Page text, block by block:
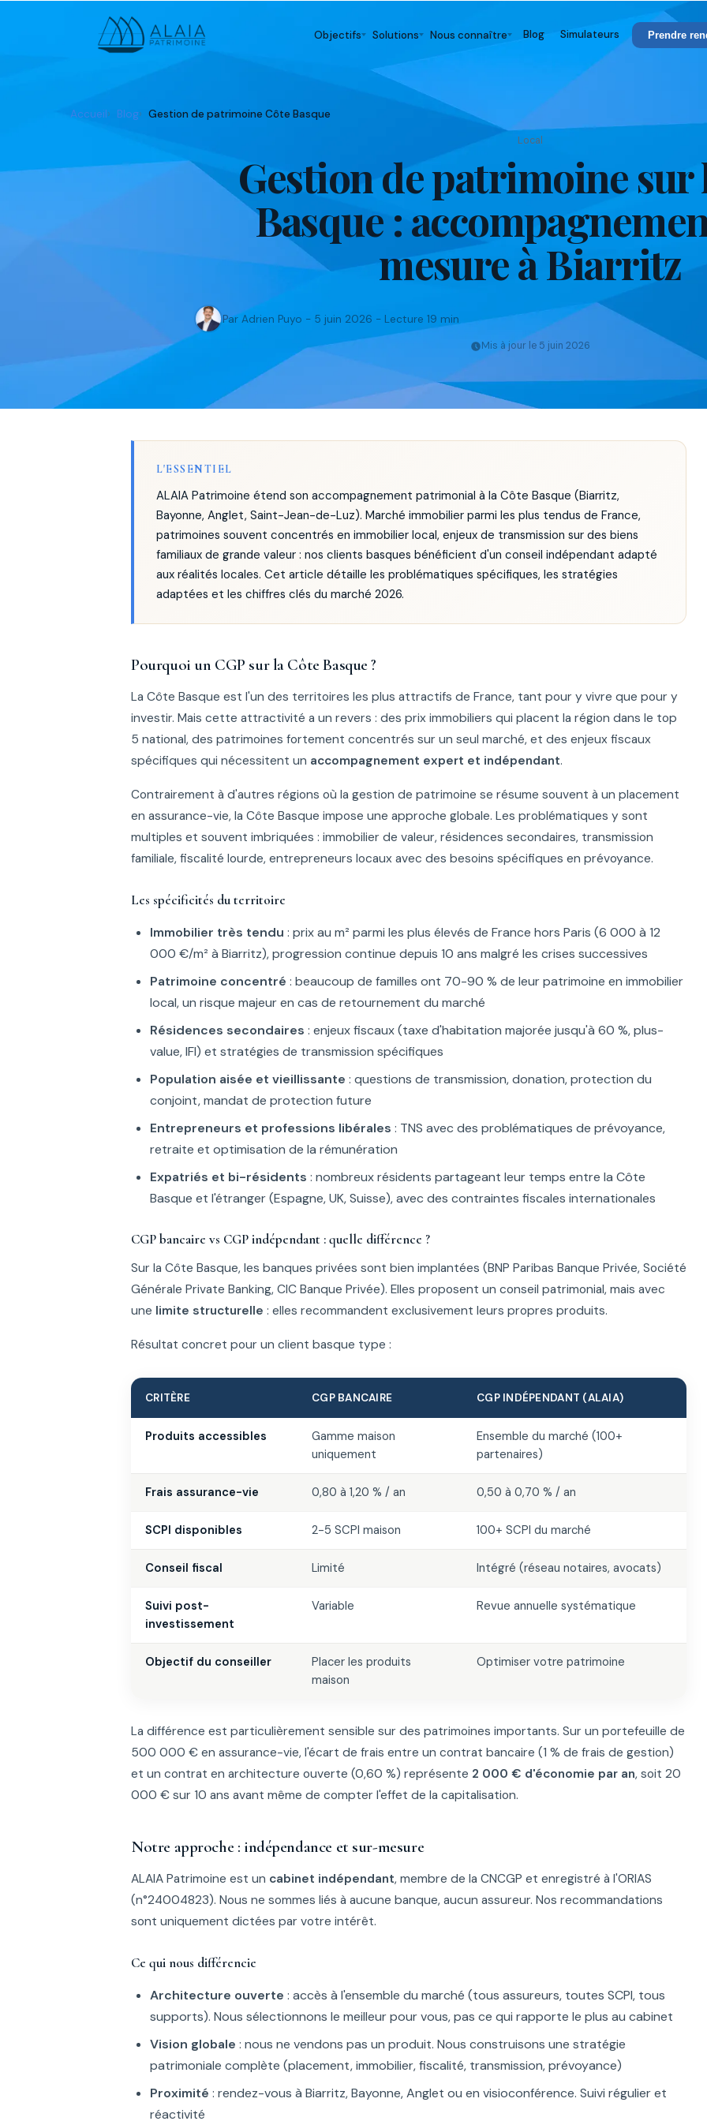
Objectifs Solutions Nous connaître Blog Simulateurs Prendre
Accueil Blog Gestion de patrimoine Côte Basque
Local
Gestion de patrimoine sur
Basque :
mesure à Biarritz
Par Adrien Puyo - 5 juin 2026 - Lecture 19 min
Mis à jour le 5 juin 2026
L'ESSENTIEL
ALAIA Patrimoine étend son accompagnement patrimonial à la Côte Basque (Biarritz,
Bayonne, Anglet, Saint-Jean-de-Luz). Marché immobilier parmi les plus tendus de France,
patrimoines souvent concentrés en immobilier local, enjeux de transmission sur des biens
familiaux de grande valeur : nos clients basques bénéficient d'un conseil indépendant adapté
aux réalités locales. Cet article détaille les problématiques spécifiques, les stratégies
adaptées et les chiffres clés du marché 2026.
Pourquoi un CGP sur la Côte Basque ?
La Côte Basque est l'un des territoires les plus attractifs de France, tant pour y vivre que pour y
investir. Mais cette attractivité a un revers : des prix immobiliers qui placent la région dans le top
5 national, des patrimoines fortement concentrés sur un seul marché, et des enjeux fiscaux
spécifiques qui nécessitent un accompagnement expert et indépendant.
Contrairement à d'autres régions où la gestion de patrimoine se résume souvent à un placement
en assurance-vie, la Côte Basque impose une approche globale. Les problématiques y sont
multiples et souvent imbriquées : immobilier de valeur, résidences secondaires, transmission
familiale, fiscalité lourde, entrepreneurs locaux avec des besoins spécifiques en prévoyance.
Les spécificités du territoire
Immobilier très tendu : prix au m² parmi les plus élevés de France hors Paris (6 000 à 12
000 €/m² à Biarritz), progression continue depuis 10 ans malgré les crises successives
Patrimoine concentré : beaucoup de familles ont 70-90 % de leur patrimoine en immobilier
local, un risque majeur en cas de retournement du marché
Résidences secondaires : enjeux fiscaux (taxe d'habitation majorée jusqu'à 60 %, plus-
value, IFI) et stratégies de transmission spécifiques
Population aisée et vieillissante : questions de transmission, donation, protection du
conjoint, mandat de protection future
Entrepreneurs et professions libérales : TNS avec des problématiques de prévoyance,
retraite et optimisation de la rémunération
Expatriés et bi-résidents : nombreux résidents partageant leur temps entre la Côte
Basque et l'étranger (Espagne, UK, Suisse), avec des contraintes fiscales internationales
CGP bancaire vs CGP indépendant : quelle différence ?
Sur la Côte Basque, les banques privées sont bien implantées (BNP Paribas Banque Privée, Société
Générale Private Banking, CIC Banque Privée). Elles proposent un conseil patrimonial, mais avec
une limite structurelle : elles recommandent exclusivement leurs propres produits.
Résultat concret pour un client basque type :
CRITÈRE CGP BANCAIRE CGP INDÉPENDANT (ALAIA)
Produits accessibles
Gamme maison
uniquement
Ensemble du marché (100+
partenaires)
Frais assurance-vie 0,80 à 1,20 % / an 0,50 à 0,70 % / an
SCPI disponibles 2-5 SCPI maison 100+ SCPI du marché
Conseil fiscal Limité Intégré (réseau notaires, avocats)
Suivi post-
investissement
Variable Revue annuelle systématique
Objectif du conseiller
Placer les produits
maison
Optimiser votre patrimoine
La différence est particulièrement sensible sur des patrimoines importants. Sur un portefeuille de
500 000 € en assurance-vie, l'écart de frais entre un contrat bancaire (1 % de frais de gestion)
et un contrat en architecture ouverte (0,60 %) représente 2 000 € d'économie par an, soit 20
000 € sur 10 ans avant même de compter l'effet de la capitalisation.
Notre approche : indépendance et sur-mesure
ALAIA Patrimoine est un cabinet indépendant, membre de la CNCGP et enregistré à l'ORIAS
(n°24004823). Nous ne sommes liés à aucune banque, aucun assureur. Nos recommandations
sont uniquement dictées par votre intérêt.
Ce qui nous différencie
Architecture ouverte : accès à l'ensemble du marché (tous assureurs, toutes SCPI, tous
supports). Nous sélectionnons le meilleur pour vous, pas ce qui rapporte le plus au cabinet
Vision globale : nous ne vendons pas un produit. Nous construisons une stratégie
patrimoniale complète (placement, immobilier, fiscalité, transmission, prévoyance)
Proximité : rendez-vous à Biarritz, Bayonne, Anglet ou en visioconférence. Suivi régulier et
réactivité